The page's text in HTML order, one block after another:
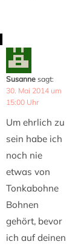
Susanne sagt:
30. Mai 2014 um
15:00 Uhr
Um ehrlich zu
sein habe ich
noch nie
etwas von
Tonkabohne
Bohnen
gehört, bevor
ich auf deinen